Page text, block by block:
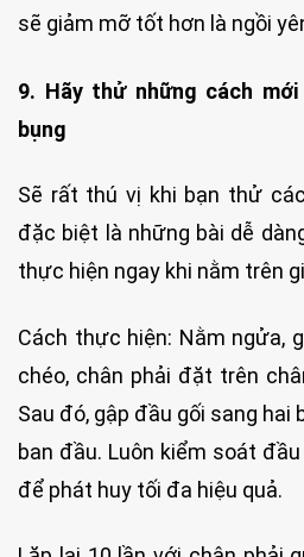
sẽ giảm mỡ tốt hơn là ngồi
9. Hãy thử những cách
bụng
Sẽ rất thú vị khi bạn thử
đặc biệt là những bài dễ
thực hiện ngay khi nằm trên
Cách thực hiện: Nằm ngửa,
chéo, chân phải đặt trên
Sau đó, gập đầu gối sang hai
ban đầu. Luôn kiểm soát
để phát huy tối đa hiệu quả.